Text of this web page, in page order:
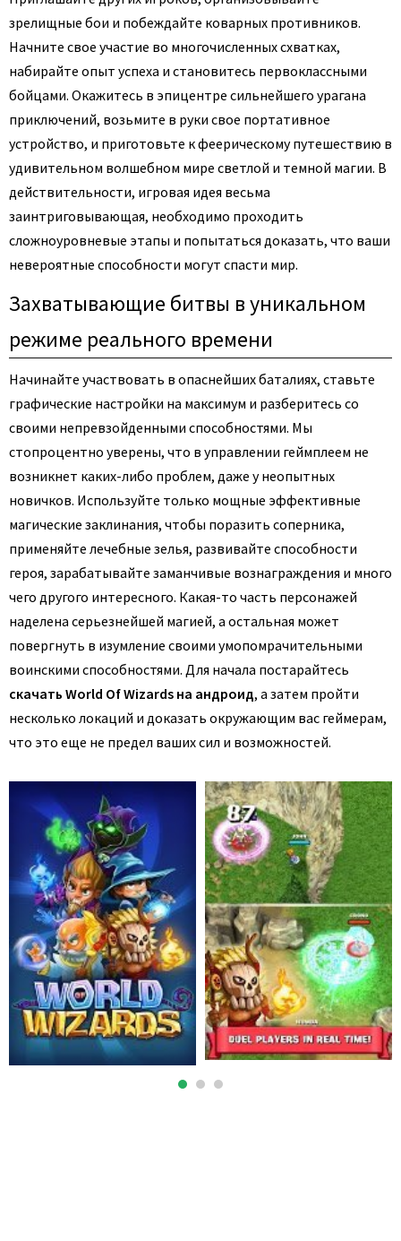
зрелищные бои и побеждайте коварных противников.
Начните свое участие во многочисленных схватках,
набирайте опыт успеха и становитесь первоклассными
бойцами. Окажитесь в эпицентре сильнейшего урагана
приключений, возьмите в руки свое портативное
устройство, и приготовьте к феерическому путешествию в
удивительном волшебном мире светлой и темной магии. В
действительности, игровая идея весьма
заинтриговывающая, необходимо проходить
сложноуровневые этапы и попытаться доказать, что ваши
невероятные способности могут спасти мир.
Захватывающие битвы в уникальном
режиме реального времени
Начинайте участвовать в опаснейших баталиях, ставьте
графические настройки на максимум и разберитесь со
своими непревзойденными способностями. Мы
стопроцентно уверены, что в управлении геймплеем не
возникнет каких-либо проблем, даже у неопытных
новичков. Используйте только мощные эффективные
магические заклинания, чтобы поразить соперника,
применяйте лечебные зелья, развивайте способности
героя, зарабатывайте заманчивые вознаграждения и много
чего другого интересного. Какая-то часть персонажей
наделена серьезнейшей магией, а остальная может
повергнуть в изумление своими умопомрачительными
воинскими способностями. Для начала постарайтесь
скачать World Of Wizards на андроид, а затем пройти
несколько локаций и доказать окружающим вас геймерам,
что это еще не предел ваших сил и возможностей.